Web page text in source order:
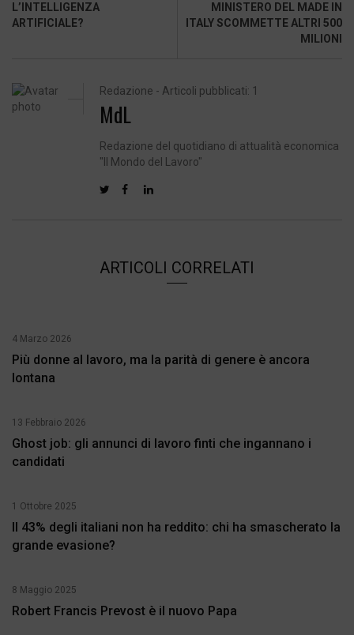
L’INTELLIGENZA
ARTIFICIALE?
MINISTERO DEL MADE IN
ITALY SCOMMETTE ALTRI 500
MILIONI
Redazione - Articoli pubblicati: 1
MdL
Redazione del quotidiano di attualità economica
"Il Mondo del Lavoro"
ARTICOLI CORRELATI
4 Marzo 2026
Più donne al lavoro, ma la parità di genere è ancora
lontana
13 Febbraio 2026
Ghost job: gli annunci di lavoro finti che ingannano i
candidati
1 Ottobre 2025
Il 43% degli italiani non ha reddito: chi ha smascherato la
grande evasione?
8 Maggio 2025
Robert Francis Prevost è il nuovo Papa